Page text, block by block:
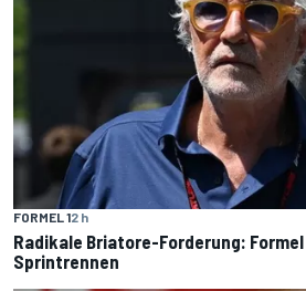
FORMEL 12 h
Radikale Briatore-Forderung:
Sprintrennen